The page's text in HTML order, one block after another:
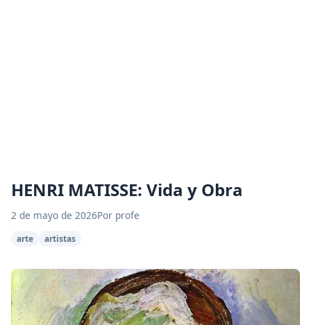
HENRI MATISSE: Vida y Obra
2 de mayo de 2026Por profe
arte artistas